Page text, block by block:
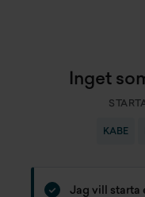
Inget
KABE
Jag vill starta